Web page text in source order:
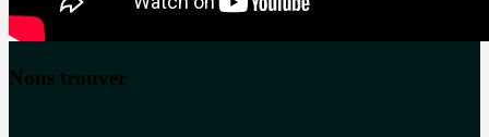
Nous trouver